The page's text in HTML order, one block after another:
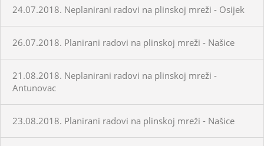
24.07.2018. Neplanirani radovi na plinskoj mreži - Osijek
26.07.2018. Planirani radovi na plinskoj mreži - Našice
21.08.2018. Neplanirani radovi na plinskoj mreži -
Antunovac
23.08.2018. Planirani radovi na plinskoj mreži - Našice